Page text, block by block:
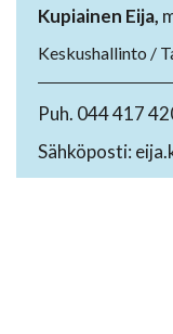
Kupiainen Eija,
Keskushallinto /
Puh. 044 417
Sähköposti: